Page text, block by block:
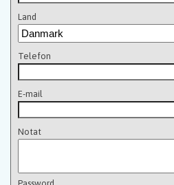
Land
Telefon
E-mail
Notat